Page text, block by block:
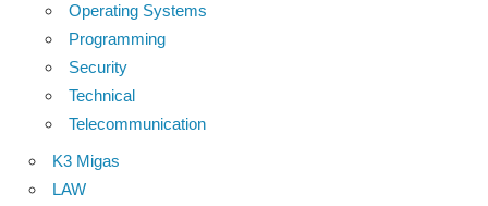
Operating Systems
Programming
Security
Technical
Telecommunication
K3 Migas
LAW